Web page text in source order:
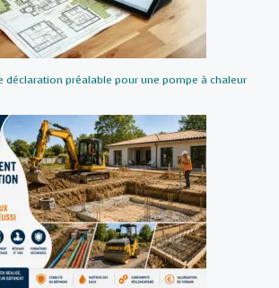
déclaration préalable pour une pompe à chaleur